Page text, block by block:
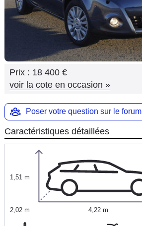
Services
Marques
Prix : 18 400 €
voir la cote en occasion »
Poser votre question sur le forum
Caractéristiques détaillées
1,51 m
2,02 m 4,22 m